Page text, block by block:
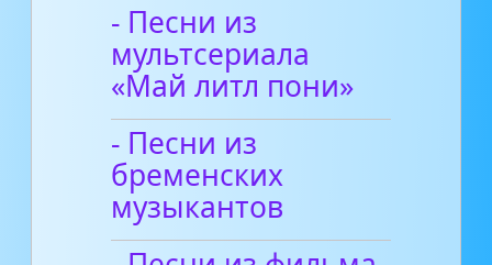
- Песни из
мультсериала
«Май литл пони»
- Песни из
бременских
музыкантов